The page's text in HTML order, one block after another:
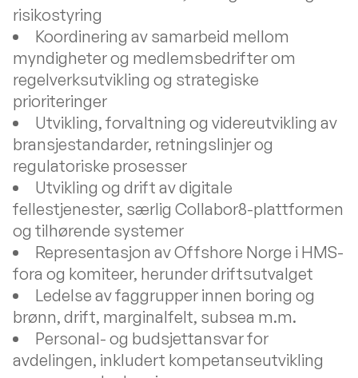
risikostyring
Koordinering av samarbeid mellom
myndigheter og medlemsbedrifter om
regelverksutvikling og strategiske
prioriteringer
Utvikling, forvaltning og videreutvikling av
bransjestandarder, retningslinjer og
regulatoriske prosesser
Utvikling og drift av digitale
fellestjenester, særlig Collabor8-plattformen
og tilhørende systemer
Representasjon av Offshore Norge i HMS-
fora og komiteer, herunder driftsutvalget
Ledelse av faggrupper innen boring og
brønn, drift, marginalfelt, subsea m.m.
Personal- og budsjettansvar for
avdelingen, inkludert kompetanseutvikling